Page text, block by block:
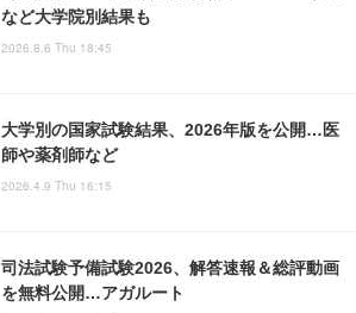
など大学院別結果も
2026.8.6 Thu 18:45
大学別の国家試験結果、2026年版を公開…医
師や薬剤師など
2026.4.9 Thu 16:15
司法試験予備試験2026、解答速報＆総評動画
を無料公開…アガルート